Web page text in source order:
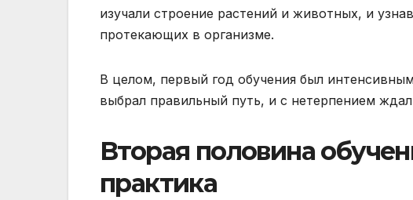
изучали строение растений и животных, и
протекающих в организме.
В целом, первый год обучения был
выбрал правильный путь, и с нетерпением
Вторая половина
практика